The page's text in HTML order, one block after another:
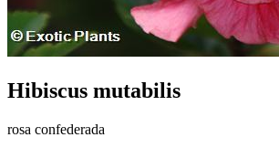
Hibiscus mutabilis
rosa confederada